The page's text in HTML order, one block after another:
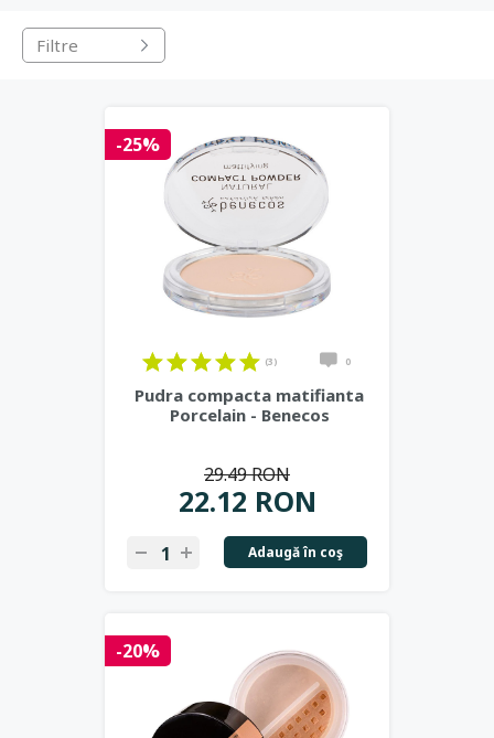
Filtre
-25%
(3) 0
Pudra compacta matifianta
Porcelain - Benecos
22.12 RON
29.49 RON
Adaugă în coş
-20%